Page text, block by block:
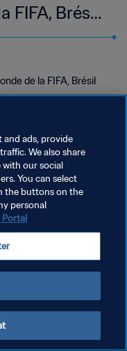
FIFA, Brésil
de la FIFA, Brésil
and ads, provide
We also share
our social
You can select
the buttons on the
personal